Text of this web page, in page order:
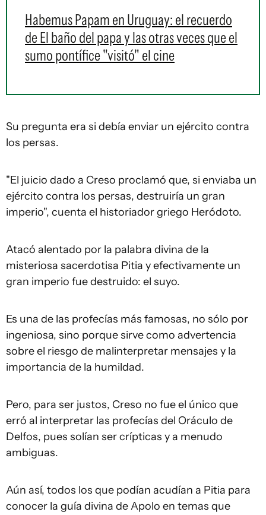
Habemus Papam en Uruguay: el recuerdo
de El baño del papa y las otras veces que el
sumo pontífice "visitó" el cine
Su pregunta era si debía enviar un ejército contra
los persas.
"El juicio dado a Creso proclamó que, si enviaba un
ejército contra los persas, destruiría un gran
imperio", cuenta el historiador griego Heródoto.
Atacó alentado por la palabra divina de la
misteriosa sacerdotisa Pitia y efectivamente un
gran imperio fue destruido: el suyo.
Es una de las profecías más famosas, no sólo por
ingeniosa, sino porque sirve como advertencia
sobre el riesgo de malinterpretar mensajes y la
importancia de la humildad.
Pero, para ser justos, Creso no fue el único que
erró al interpretar las profecías del Oráculo de
Delfos, pues solían ser crípticas y a menudo
ambiguas.
Aún así, todos los que podían acudían a Pitia para
conocer la guía divina de Apolo en temas que